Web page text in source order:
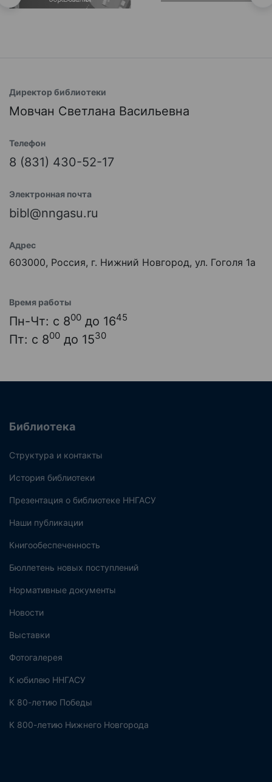
Директор библиотеки
Мовчан Светлана Васильевна
Телефон
8 (831) 430-52-17
Электронная почта
bibl@nngasu.ru
Адрес
603000, Россия, г. Нижний Новгород, ул. Гоголя 1а
Время работы
Пн-Чт: с 800 до 1645
Пт: с 800 до 1530
Библиотека
Структура и контакты
История библиотеки
Презентация о библиотеке ННГАСУ
Наши публикации
Книгообеспеченность
Бюллетень новых поступлений
Нормативные документы
Новости
Выставки
Фотогалерея
К юбилею ННГАСУ
К 80-летию Победы
К 800-летию Нижнего Новгорода